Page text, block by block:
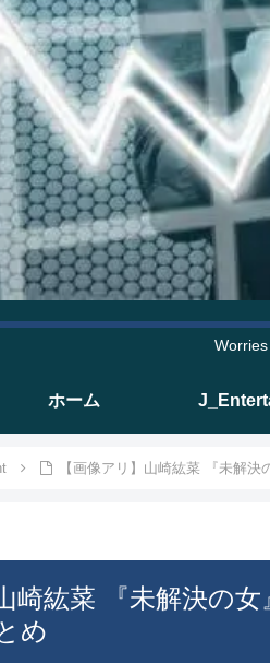
ホーム
【画像アリ】山崎紘菜 『未解
崎紘菜 『未解決の
め